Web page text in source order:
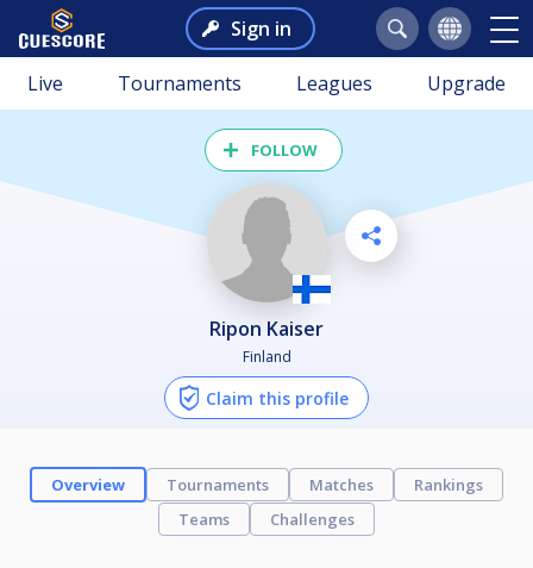
Sign in
Live Tournaments Leagues Upgrade
FOLLOW
Ripon Kaiser
Finland
Claim this profile
Overview Tournaments Matches
Rankings
Teams
Challenges